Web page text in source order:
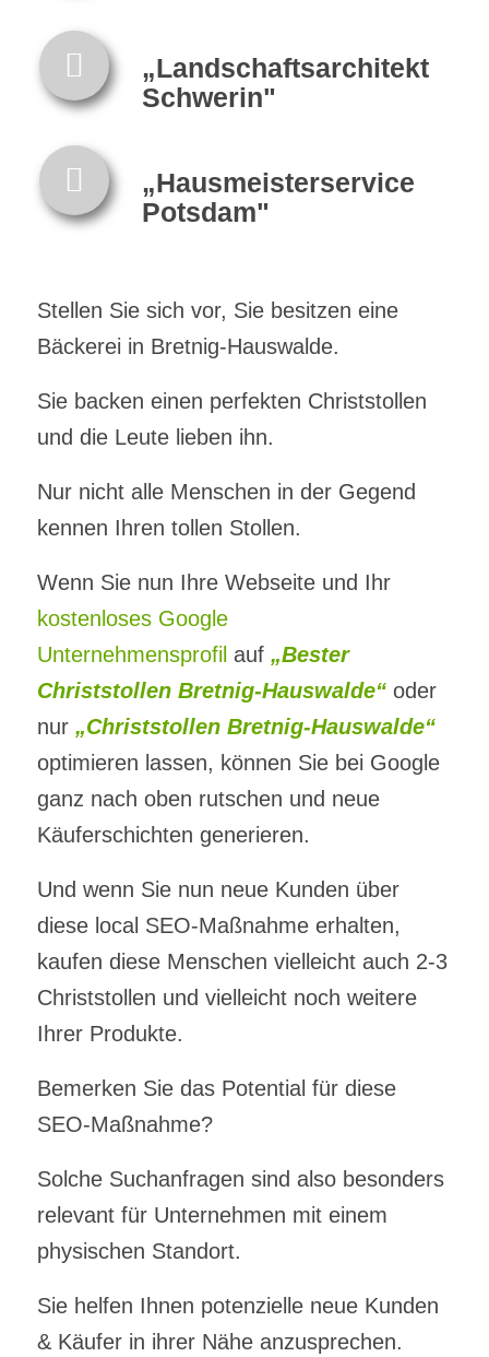
„Landschaftsarchitekt
Schwerin"
„Hausmeisterservice
Potsdam"
Stellen Sie sich vor, Sie besitzen eine
Bäckerei in Bretnig-Hauswalde.
Sie backen einen perfekten Christstollen
und die Leute lieben ihn.
Nur nicht alle Menschen in der Gegend
kennen Ihren tollen Stollen.
Wenn Sie nun Ihre Webseite und Ihr
kostenloses Google
Unternehmensprofil auf „Bester
Christstollen Bretnig-Hauswalde“oder
nur „Christstollen Bretnig-Hauswalde“
optimieren lassen, können Sie bei Google
ganz nach oben rutschen und neue
Käuferschichten generieren.
Und wenn Sie nun neue Kunden über
diese local SEO-Maßnahme erhalten,
kaufen diese Menschen vielleicht auch 2-3
Christstollen und vielleicht noch weitere
Ihrer Produkte.
Bemerken Sie das Potential für diese
SEO-Maßnahme?
Solche Suchanfragen sind also besonders
relevant für Unternehmen mit einem
physischen Standort.
Sie helfen Ihnen potenzielle neue Kunden
& Käufer in ihrer Nähe anzusprechen.